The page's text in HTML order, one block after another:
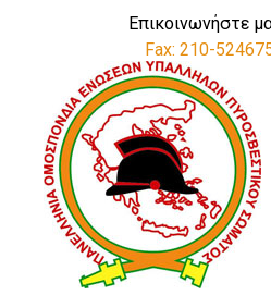
Επικοινωνήστε
Fax: 210-